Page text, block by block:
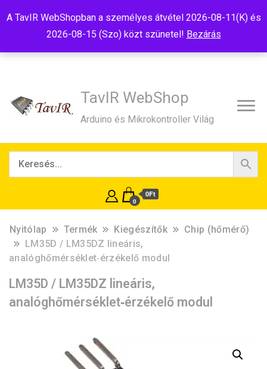
A TavIR WebShopban a személyes átvétel 2026-08-11(K) és
2026-08-15 (Szo) közt szünetel! Bezárás
TavIR WebShop
Arduino és Mikrokontroller Világ
0
0Ft
Nyitólap Termék Kiegészítők
Chip (hőmérő)
LM35D / LM35DZ lineáris,
analóghőmérséklet‑érzékelő modul
LM35D / LM35DZ lineáris,
analóghőmérséklet‑érzékelő modul